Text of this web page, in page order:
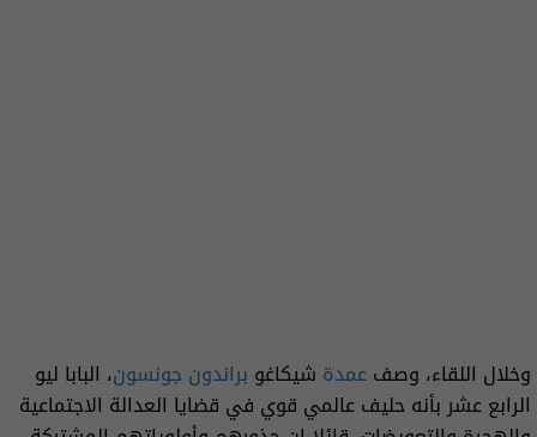
وخلال اللقاء، وصفعمدة شيكاغو براندون جونسون، البابا ليو
الرابع عشر بأنه حليف عالمي قوي في قضايا العدالة الاجتماعية